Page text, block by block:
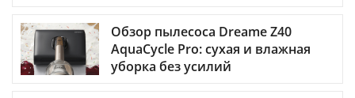
Обзор пылесоса Dreame Z40
AquaCycle Pro: сухая и влажная
уборка без усилий